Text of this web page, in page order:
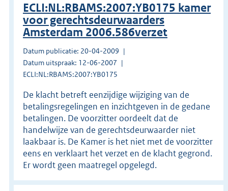
ECLI:NL:RBAMS:2007:YB0175 kamer
voor gerechtsdeurwaarders
Amsterdam 2006.586verzet
Datum publicatie: 20-04-2009
Datum uitspraak: 12-06-2007
ECLI:NL:RBAMS:2007:YB0175
De klacht betreft eenzijdige wijziging van de
betalingsregelingen en inzichtgeven in de gedane
betalingen. De voorzitter oordeelt dat de
handelwijze van de gerechtsdeurwaarder niet
laakbaar is. De Kamer is het niet met de voorzitter
eens en verklaart het verzet en de klacht gegrond.
Er wordt geen maatregel opgelegd.